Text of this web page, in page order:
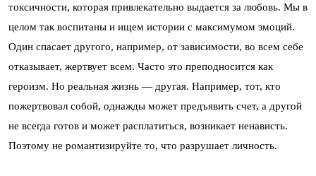
токсичности, которая привлекательно выдается за любовь. Мы в
целом так воспитаны и ищем истории с максимумом эмоций.
Один спасает другого, например, от зависимости, во всем себе
отказывает, жертвует всем. Часто это преподносится как
героизм. Но реальная жизнь — другая. Например, тот, кто
пожертвовал собой, однажды может предъявить счет, а другой
не всегда готов и может расплатиться, возникает ненависть.
Поэтому не романтизируйте то, что разрушает личность.